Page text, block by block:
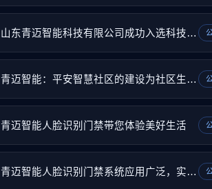
山东青迈智能科技有限公司成功入选科技型中小
青迈智能：平安智慧社区的建设为社区生活提供
青迈智能人脸识别门禁带您体验美好生活
青迈智能人脸识别门禁系统应用广泛，实现智慧